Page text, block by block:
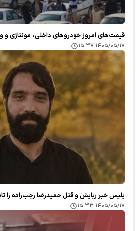
قیمت‌های امروز خودرو‌های داخلی، مونتاژی و
۱۴۰۵/۰۵/۱۷ ۱۵:۳۷
پلیس خبر ربایش و قتل حمیدرضا رجب‌زاده را
۱۴۰۵/۰۵/۱۷ ۱۵:۳۳